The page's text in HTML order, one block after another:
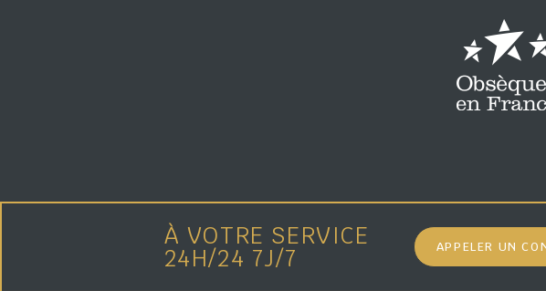
À VOTRE SERVICE
24H/24 7J/7 APPELER UN